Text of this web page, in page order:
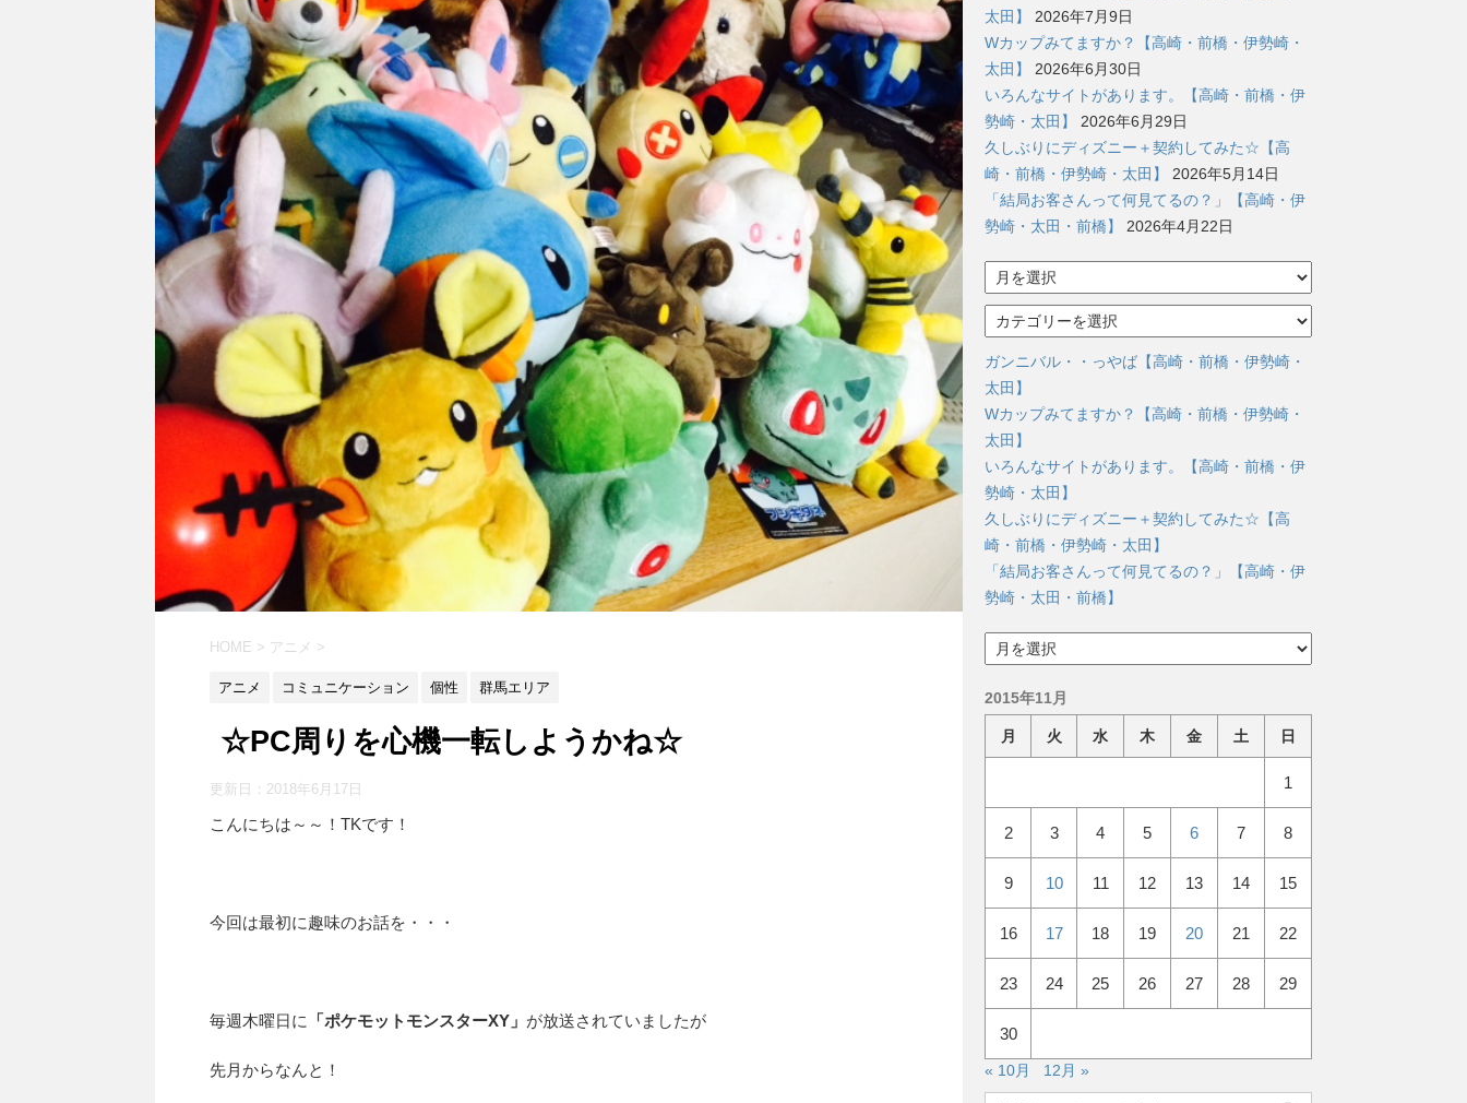
HOME > アニメ >
アニメ コミュニケーション 個性 群馬エリア
☆PC周りを心機一転しようかね☆
更新日： 2018年6月17日
こんにちは～～！TKです！
今回は最初に趣味のお話を・・・
毎週木曜日に 「ポケモットモンスターXY」 が放送されていましたが
先月からなんと！
太田】
2026年7月9日
Wカップみてますか？【高崎・前橋・伊勢崎・
太田】
2026年6月30日
いろんなサイトがあります。【高崎・前橋・伊
勢崎・太田】
2026年6月29日
久しぶりにディズニー＋契約してみた☆【高
崎・前橋・伊勢崎・太田】
2026年5月14日
「結局お客さんって何見てるの？」【高崎・伊
勢崎・太田・前橋】
2026年4月22日
ー
イ
ブ
テ
ゴ
リ
ガンニバル・・っやば【高崎・前橋・伊勢崎・
太田】
Wカップみてますか？【高崎・前橋・伊勢崎・
太田】
いろんなサイトがあります。【高崎・前橋・伊
勢崎・太田】
久しぶりにディズニー＋契約してみた☆【高
崎・前橋・伊勢崎・太田】
「結局お客さんって何見てるの？」【高崎・伊
勢崎・太田・前橋】
ー
イ
2015年11月
月 火 水 木 金 土 日
1
2 3 4 5 6 7 8
9 10 11 12 13 14 15
16 17 18 19 20 21 22
23 24 25 26 27 28 29
30
« 10月 12月 »